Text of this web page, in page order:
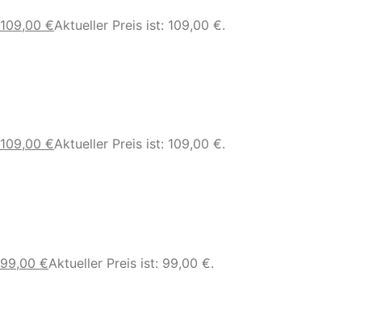
109,00 €Aktueller Preis ist: 109,00 €.
109,00 €Aktueller Preis ist: 109,00 €.
99,00 €Aktueller Preis ist: 99,00 €.